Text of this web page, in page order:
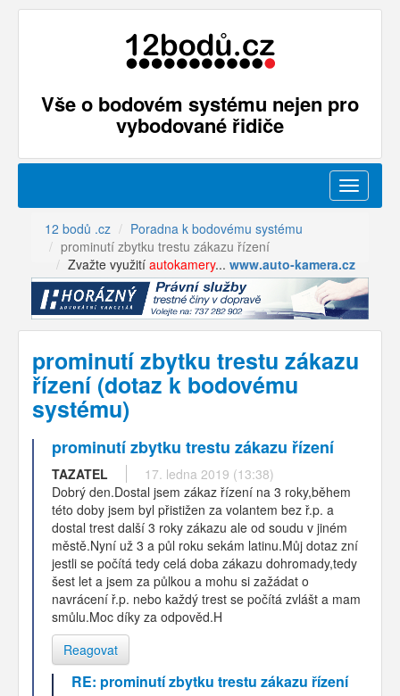
Vše o bodovém systému nejen pro
vybodované řidiče
Menu
12 bodů .cz
Poradna k bodovému systému
prominutí zbytku trestu zákazu řízení
Zvažte využití autokamery... www.auto-kamera.cz
prominutí zbytku trestu zákazu
řízení (dotaz k bodovému
systému)
prominutí zbytku trestu zákazu řízení
TAZATEL
17. ledna 2019 (13:38)
Dobrý den.Dostal jsem zákaz řízení na 3 roky,během
této doby jsem byl přistižen za volantem bez ř.p. a
dostal trest další 3 roky zákazu ale od soudu v jiném
městě.Nyní už 3 a půl roku sekám latinu.Můj dotaz zní
jestli se počítá tedy celá doba zákazu dohromady,tedy
šest let a jsem za půlkou a mohu si zažádat o
navrácení ř.p. nebo každý trest se počítá zvlášt a mam
smůlu.Moc díky za odpověd.H
Reagovat
RE: prominutí zbytku trestu zákazu řízení